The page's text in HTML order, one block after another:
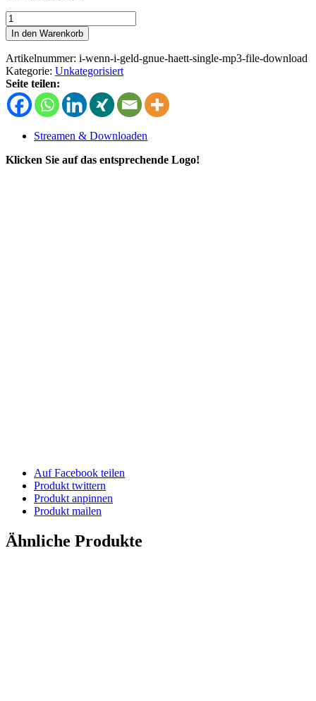
wenn
i
Geld
gnue
hätt
Single
-
In den Warenkorb
Artikelnummer: i-wenn-i-geld-gnue-haett-single-mp3-file-download
Kategorie: Unkategorisiert
Seite teilen:
Streamen & Downloaden
Klicken Sie auf das entsprechende Logo!
Auf Facebook teilen
Produkt twittern
Produkt anpinnen
Produkt mailen
Ähnliche Produkte